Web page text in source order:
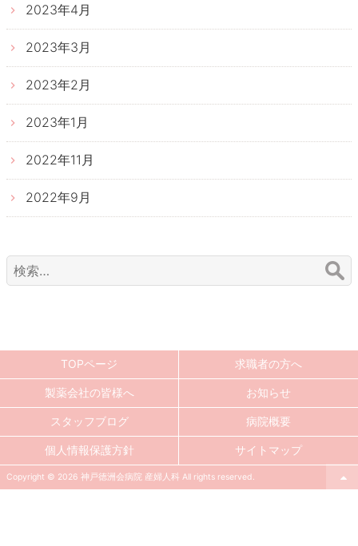
2023年4月
2023年3月
2023年2月
2023年1月
2022年11月
2022年9月
検
索:
Copyright © 2026 神戸徳洲会病院 産婦人科 All rights reserved.
TOPページ 求職者の方へ
製薬会社の皆様へ お知らせ
スタッフブログ 病院概要
個人情報保護方針 サイトマップ